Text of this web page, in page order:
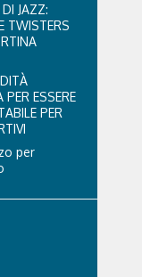
JAZZ:
TWISTERS
ESSERE
PER
per